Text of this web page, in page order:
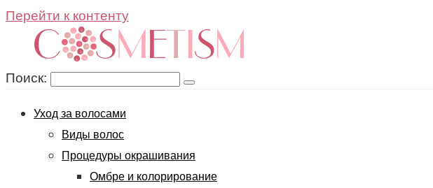
Перейти к контенту
Поиск:
Уход за волосами
Виды волос
Процедуры окрашивания
Омбре и колорирование